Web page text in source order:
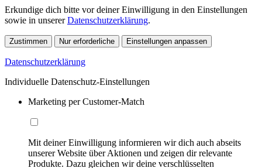
Erkundige dich bitte vor deiner Einwilligung in den Einstellungen
sowie in unsererDatenschutzerklärung.
Zustimmen Nur erforderliche Einstellungen anpassen
Datenschutzerklärung
Individuelle Datenschutz-Einstellungen
Marketing per Customer-Match
Mit deiner Einwilligung informieren wir dich auch abseits
unserer Website über Aktionen und zeigen dir relevante
Produkte. Dazu gleichen wir deine verschlüsselten